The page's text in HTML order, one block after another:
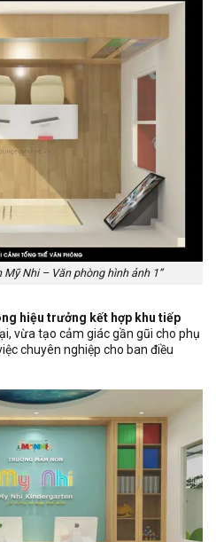
Nhi – Văn phòng hình ảnh 1”
hiệu trưởng kết hợp khu tiếp
vừa tạo cảm giác gần gũi cho phụ
chuyên nghiệp cho ban điều